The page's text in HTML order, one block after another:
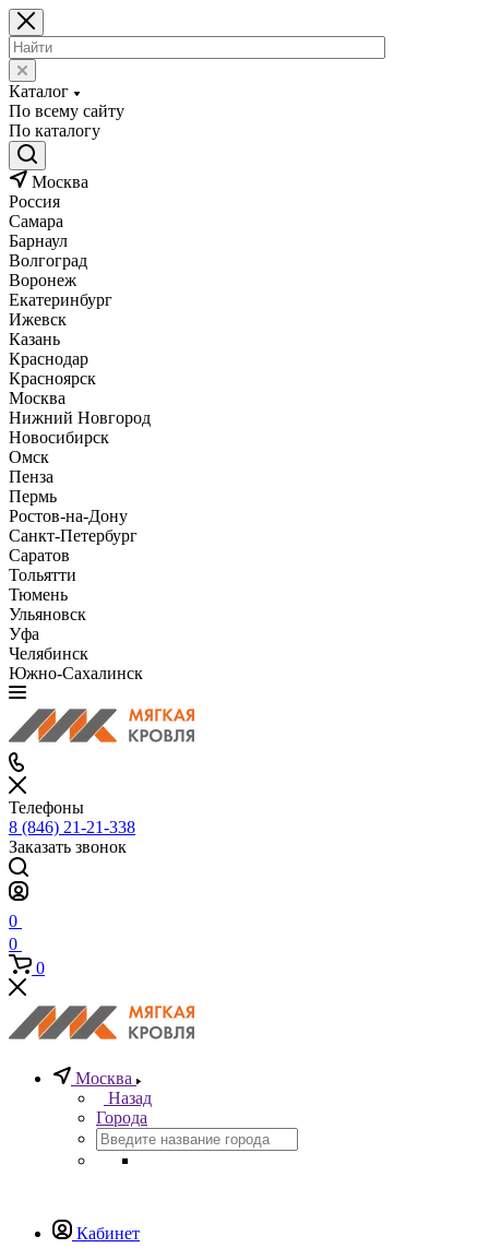
Каталог
По всему сайту
По каталогу
Москва
Россия
Самара
Барнаул
Волгоград
Воронеж
Екатеринбург
Ижевск
Казань
Краснодар
Красноярск
Москва
Нижний Новгород
Новосибирск
Омск
Пенза
Пермь
Ростов-на-Дону
Санкт-Петербург
Саратов
Тольятти
Тюмень
Ульяновск
Уфа
Челябинск
Южно-Сахалинск
Телефоны
8 (846) 21-21-338
Заказать звонок
0
0
0
Москва
Назад
Города
Кабинет